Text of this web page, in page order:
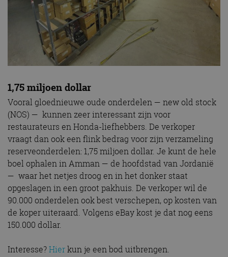
1,75 miljoen dollar
Vooral gloednieuwe oude onderdelen — new old stock
(NOS) — kunnen zeer interessant zijn voor
restaurateurs en Honda-liefhebbers. De verkoper
vraagt dan ook een flink bedrag voor zijn verzameling
reserveonderdelen: 1,75 miljoen dollar. Je kunt de hele
boel ophalen in Amman — de hoofdstad van Jordanië
— waar het netjes droog en in het donker staat
opgeslagen in een groot pakhuis. De verkoper wil de
90.000 onderdelen ook best verschepen, op kosten van
de koper uiteraard. Volgens eBay kost je dat nog eens
150.000 dollar.
Interesse?Hierkun je een bod uitbrengen.